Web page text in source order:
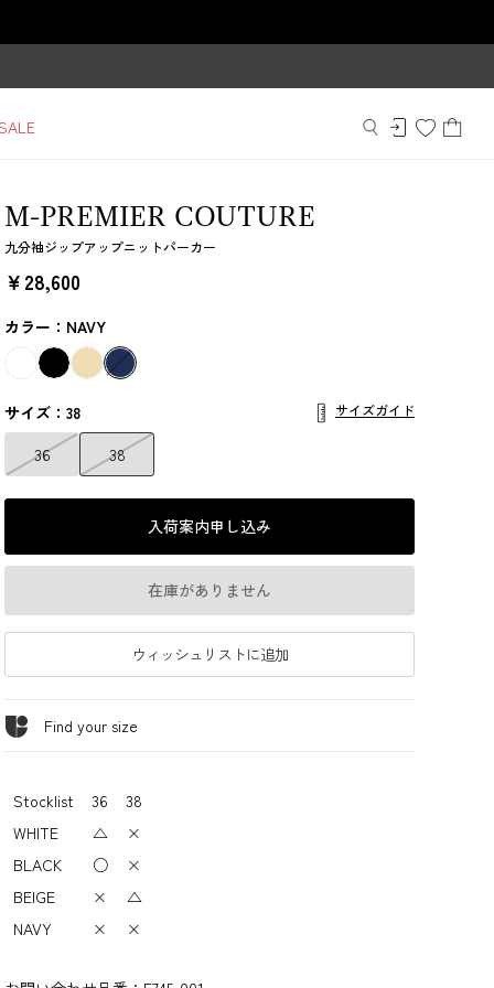
SALE
M-PREMIER COUTURE
九分袖ジップアップニットパーカー
￥28,600
カラー：NAVY
サイズ：38 サイズガイド
36 38
入荷案内申し込み
在庫がありません
ウィッシュリストに追加
Find your size
Stocklist 36
38
WHITE
△
×
BLACK
○
×
BEIGE
×
△
NAVY
× ×